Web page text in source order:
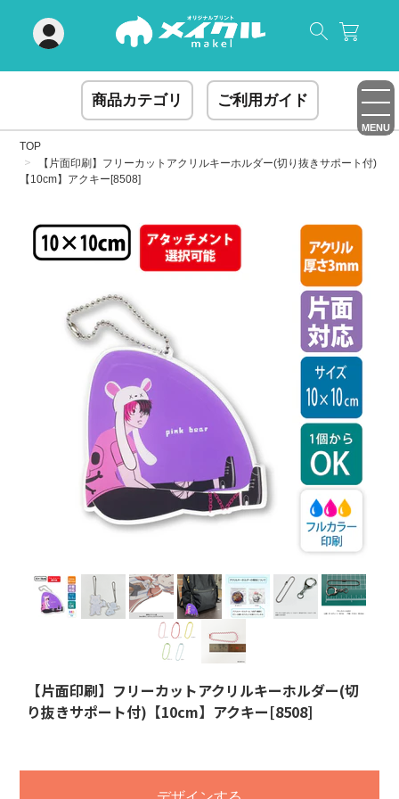
商品カテゴリ ご利用ガイド
MENU
TOP
【片面印刷】フリーカットアクリルキーホルダー(切り抜きサポート付)
【10cm】アクキー[8508]
【片面印刷】フリーカットアクリルキーホルダー(切
り抜きサポート付)【10cm】アクキー[8508]